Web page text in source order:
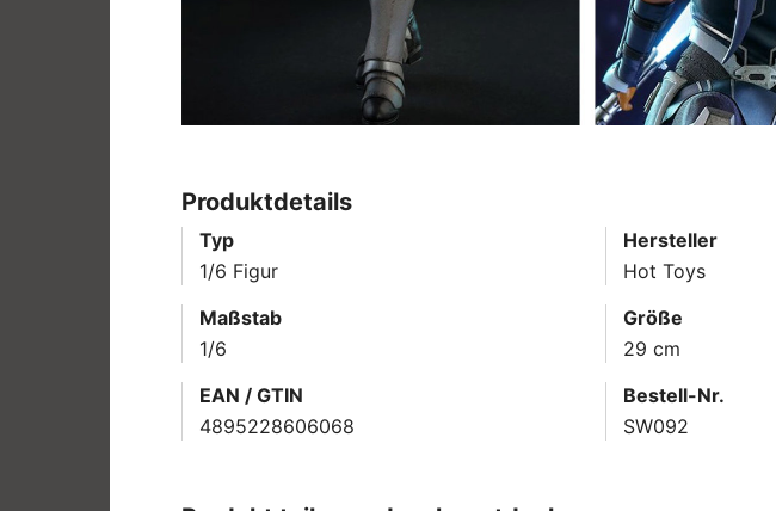
Produktdetails
Typ
1/6 Figur
Hersteller
Hot Toys
Maßstab
1/6
Größe
29 cm
EAN / GTIN
4895228606068
Bestell-Nr.
SW092